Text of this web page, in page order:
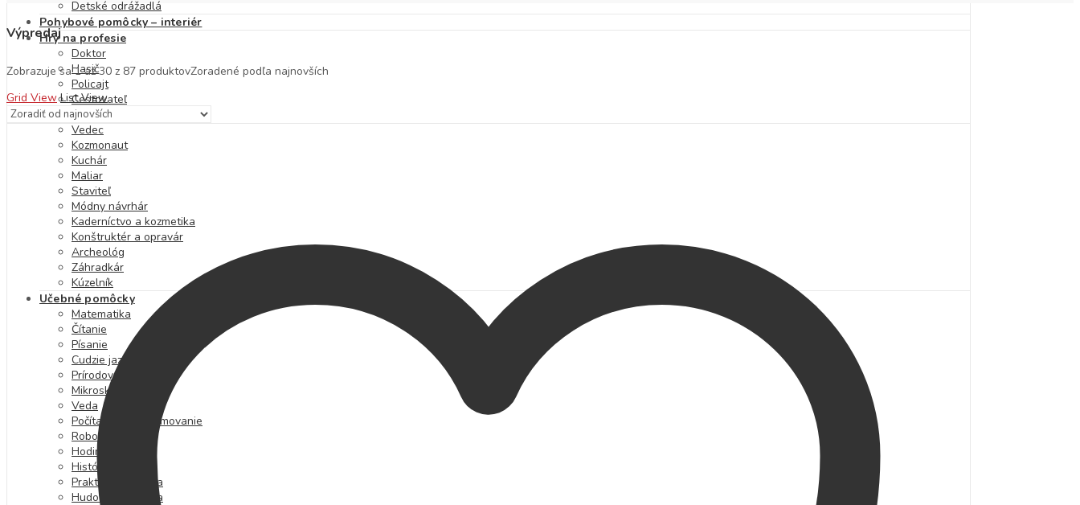
Detské odrážadlá
Pohybové pomôcky – interiér
Hry na profesie
Doktor
Hasič
Policajt
Cestovateľ
Hudobník
Vedec
Kozmonaut
Kuchár
Maliar
Staviteľ
Módny návrhár
Kaderníctvo a kozmetika
Konštruktér a opravár
Archeológ
Záhradkár
Kúzelník
Učebné pomôcky
Matematika
Čítanie
Písanie
Cudzie jazyky
Prírodoveda
Mikroskopy
Veda
Počítače a programovanie
Robotika
Hodiny a čas
História
Praktická výchova
Hudobná výchova
Výpredaj
Zobrazuje sa 1 až 30 z 87 produktovZoradené podľa najnovších
Grid View List View